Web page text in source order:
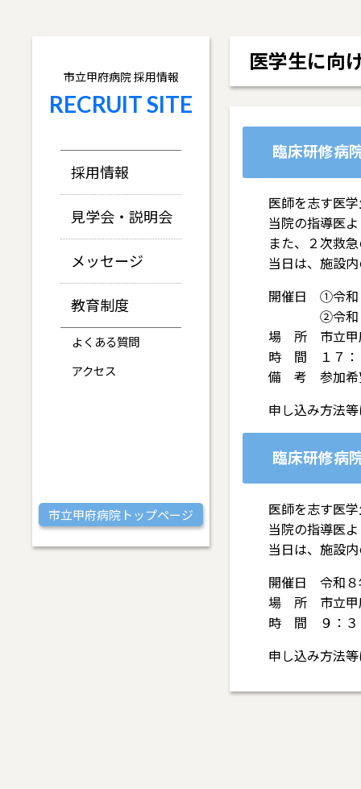
市立甲府病院 採用情報
RECRUIT SITE
採用情報
見学会・説明会
メッセージ
教育制度
よくある質問
アクセス
市立甲府病院トップページ
医学生に向
臨床研修病
医師を志す医
当院の指導医
また、２次救
当日は、施設
開催日 ①令和
②令和８年
場 所 市立
時 間 １７：
備 考 参加希望
申し込み方法
臨床研修病
医師を志す医
当院の指導医
当日は、施設
開催日 令和８
場 所 市立甲
時 間 ９：３
申し込み方法